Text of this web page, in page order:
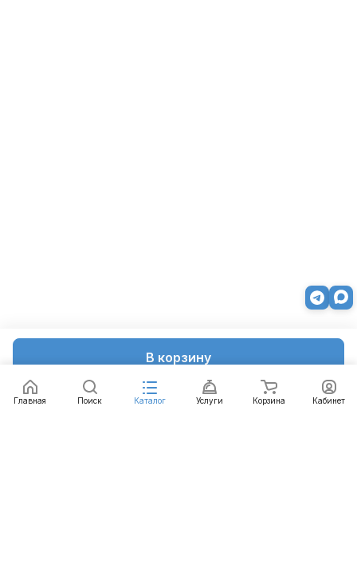
В корзину
Главная Поиск Каталог Услуги Корзина Кабинет